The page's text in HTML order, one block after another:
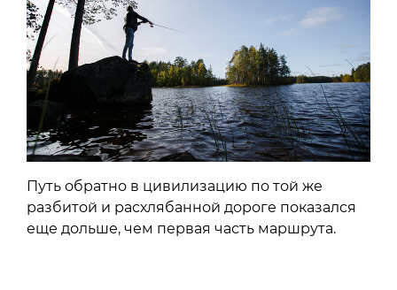
Путь обратно в цивилизацию по той же
разбитой и расхлябанной дороге показался
еще дольше, чем первая часть маршрута.